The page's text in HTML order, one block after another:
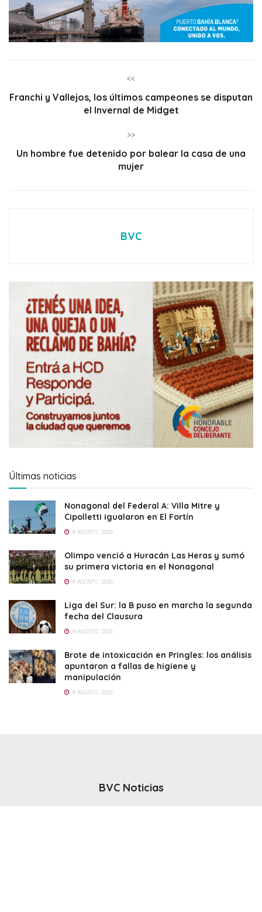
<<
Franchi y Vallejos, los últimos campeones se disputan
el Invernal de Midget
>>
Un hombre fue detenido por balear la casa de una
mujer
BVC
Últimas noticias
Nonagonal del Federal A: Villa Mitre y
Cipolletti igualaron en El Fortín
8 AGOSTO, 2026
Olimpo venció a Huracán Las Heras y sumó
su primera victoria en el Nonagonal
8 AGOSTO, 2026
Liga del Sur: la B puso en marcha la segunda
fecha del Clausura
8 AGOSTO, 2026
Brote de intoxicación en Pringles: los análisis
apuntaron a fallas de higiene y
manipulación
8 AGOSTO, 2026
BVC Noticias